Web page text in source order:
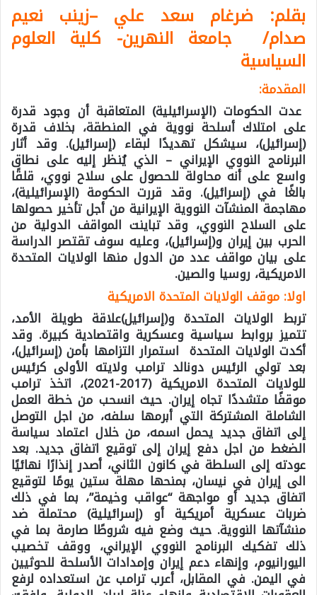
بقلم: ضرغام سعد علي –زينب نعيم
صدام/ جامعة النهرين- كلية العلوم
السياسية
المقدمة:
عدت الحكومات (الإسرائيلية) المتعاقبة أن وجود قدرة
على امتلاك أسلحة نووية في المنطقة، بخلاف قدرة
(إسرائيل)، سيشكل تهديدًا لبقاء (إسرائيل). وقد أثار
البرنامج النووي الإيراني – الذي يُنظر إليه على نطاق
واسع على أنه محاولة للحصول على سلاح نووي، قلقًا
بالغًا في (إسرائيل). وقد قررت الحكومة (الإسرائيلية)،
مهاجمة المنشآت النووية الإيرانية من أجل تأخير حصولها
على السلاح النووي، وقد تباينت المواقف الدولية من
الحرب بين إيران و(إسرائيل)، وعليه سوف تقتصر الدراسة
على بيان مواقف عدد من الدول منها الولايات المتحدة
الامريكية، روسيا والصين.
اولا: موقف الولايات المتحدة الامريكية
تربط الولايات المتحدة و(إسرائيل)علاقة طويلة الأمد،
تتميز بروابط سياسية وعسكرية واقتصادية كبيرة. وقد
أكدت الولايات المتحدة استمرار التزامها بأمن (إسرائيل)،
بعد تولي الرئيس دونالد ترامب ولايته الأولى كرئيس
للولايات المتحدة الامريكية (2017-2021)، اتخذ ترامب
موقفًا متشددًا تجاه إيران. حيث انسحب من خطة العمل
الشاملة المشتركة التي أبرمها سلفه، من اجل التوصل
إلى اتفاق جديد يحمل اسمه، من خلال اعتماد سياسة
الضغط من اجل دفع إيران إلى توقيع اتفاق جديد. بعد
عودته إلى السلطة في كانون الثاني، أصدر إنذارًا نهائيًا
الى إيران في نيسان، بمنحها مهلة ستين يومًا لتوقيع
اتفاق جديد أو مواجهة “عواقب وخيمة”، بما في ذلك
ضربات عسكرية أمريكية أو (إسرائيلية) محتملة ضد
منشآتها النووية. حيث وضع فيه شروطًا صارمة بما في
ذلك تفكيك البرنامج النووي الإيراني، ووقف تخصيب
اليورانيوم، وإنهاء دعم إيران وإمدادات الأسلحة للحوثيين
في اليمن. في المقابل، أعرب ترامب عن استعداده لرفع